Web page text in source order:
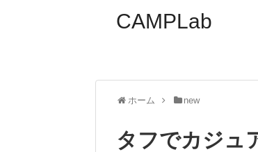
CAMPLab
ホーム new
タフでカジュ